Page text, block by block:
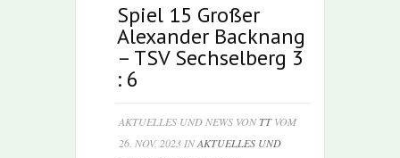
Spiel 15 Großer
Alexander Backnang
– TSV Sechselberg 3
: 6
AKTUELLES UND NEWS VONTTVOM
26. NOV. 2023 INAKTUELLES UND